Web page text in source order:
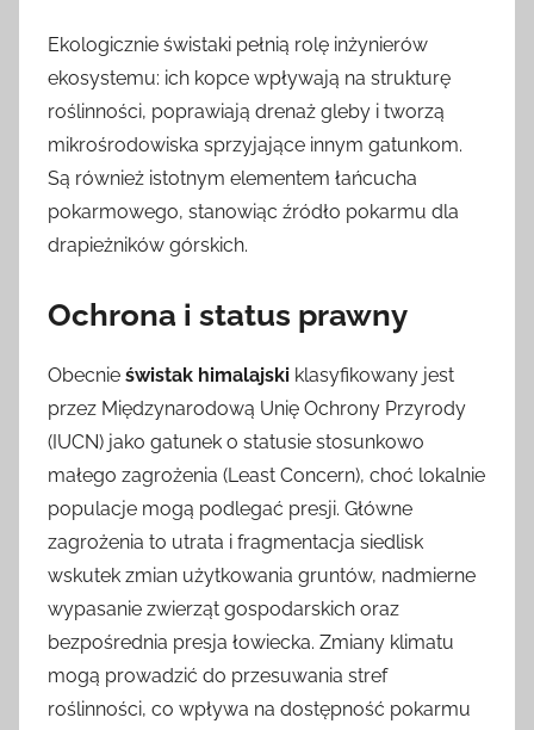
Ekologicznie świstaki pełnią rolę inżynierów
ekosystemu: ich kopce wpływają na strukturę
roślinności, poprawiają drenaż gleby i tworzą
mikrośrodowiska sprzyjające innym gatunkom.
Są również istotnym elementem łańcucha
pokarmowego, stanowiąc źródło pokarmu dla
drapieżników górskich.
Ochrona i status prawny
Obecnie świstak himalajski klasyfikowany jest
przez Międzynarodową Unię Ochrony Przyrody
(IUCN) jako gatunek o statusie stosunkowo
małego zagrożenia (Least Concern), choć lokalnie
populacje mogą podlegać presji. Główne
zagrożenia to utrata i fragmentacja siedlisk
wskutek zmian użytkowania gruntów, nadmierne
wypasanie zwierząt gospodarskich oraz
bezpośrednia presja łowiecka. Zmiany klimatu
mogą prowadzić do przesuwania stref
roślinności, co wpływa na dostępność pokarmu